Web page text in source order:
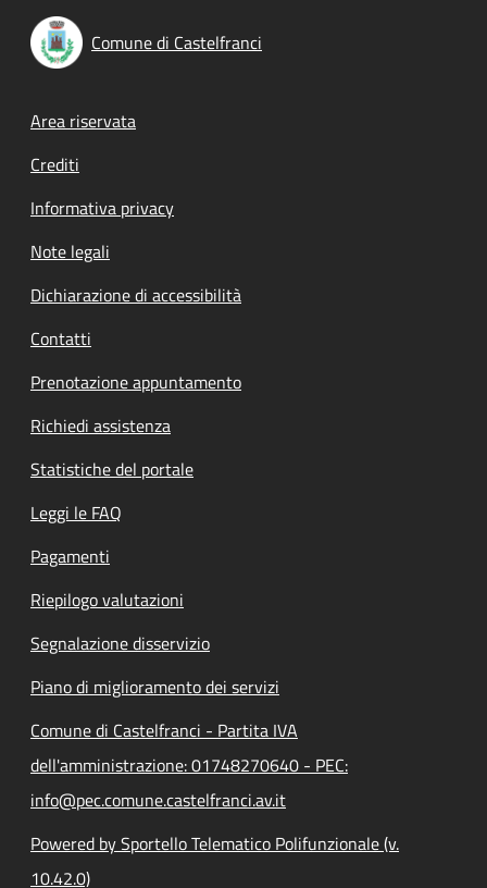
Comune di Castelfranci
Footer menu
Area riservata
Crediti
Informativa privacy
Note legali
Dichiarazione di accessibilità
Contatti
Prenotazione appuntamento
Richiedi assistenza
Statistiche del portale
Leggi le FAQ
Pagamenti
Riepilogo valutazioni
Segnalazione disservizio
Piano di miglioramento dei servizi
Comune di Castelfranci - Partita IVA
dell'amministrazione: 01748270640 - PEC:
info@pec.comune.castelfranci.av.it
Powered by Sportello Telematico Polifunzionale (v.
10.42.0)